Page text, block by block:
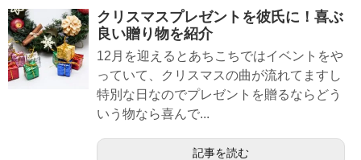
クリスマスプレゼントを彼氏に！喜ぶ
良い贈り物を紹介
12月を迎えるとあちこちではイベントをや
っていて、クリスマスの曲が流れてますし
特別な日なのでプレゼントを贈るならどう
いう物なら喜んで...
記事を読む